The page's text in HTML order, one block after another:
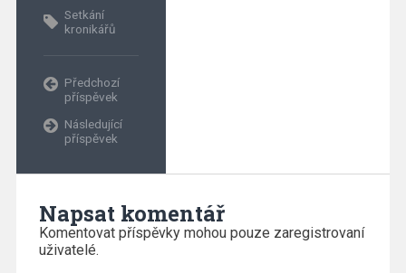
Setkání
kronikářů
Předchozí
příspěvek
Následující
příspěvek
Napsat komentář
Komentovat příspěvky mohou pouze zaregistrovaní
uživatelé.